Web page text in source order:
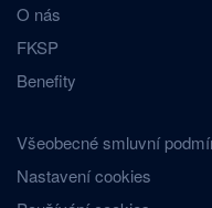
O nás
FKSP
Benefity
Všeobecné smluvní
Nastavení cookies